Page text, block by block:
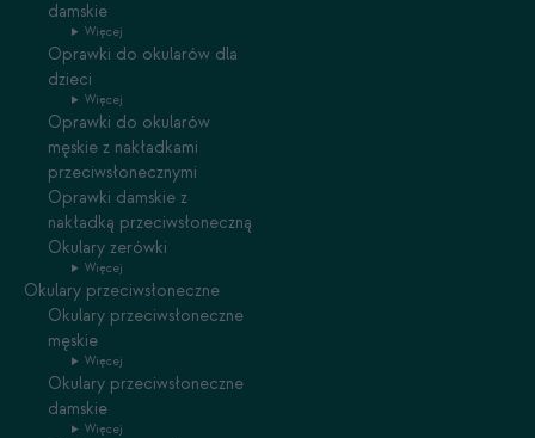
damskie
Więcej
Oprawki do okularów dla
dzieci
Więcej
Oprawki do okularów
męskie z nakładkami
przeciwsłonecznymi
Oprawki damskie z
nakładką przeciwsłoneczną
Okulary zerówki
Więcej
Okulary przeciwsłoneczne
Okulary przeciwsłoneczne
męskie
Więcej
Okulary przeciwsłoneczne
damskie
Więcej